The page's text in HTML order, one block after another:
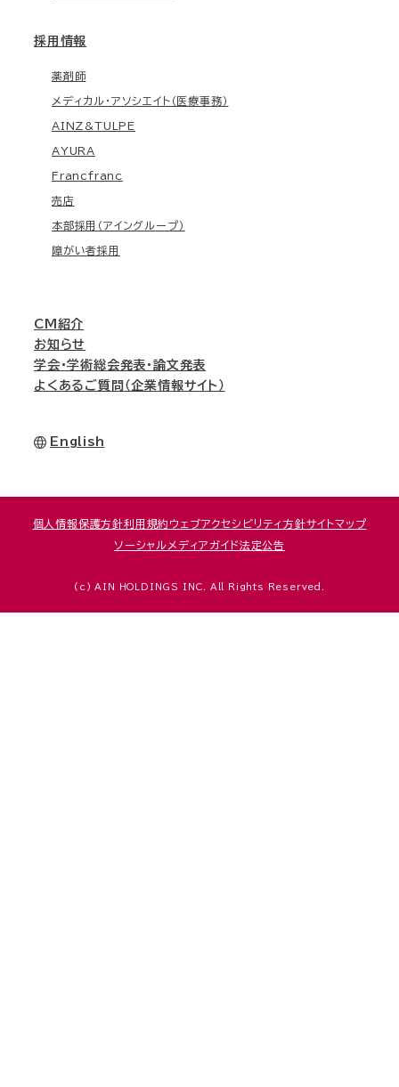
採用情報
薬剤師
メディカル・アソシエイト（医療事務）
AINZ&TULPE
AYURA
Francfranc
売店
本部採用（アイングループ）
障がい者採用
CM紹介
お知らせ
学会・学術総会発表・論文発表
よくあるご質問（企業情報サイト）
English
個人情報保護方針利用規約 ウェブアクセシビリティ方針サイトマップ
ソーシャルメディアガイド法定公告
(c) AIN HOLDINGS INC. All Rights Reserved.